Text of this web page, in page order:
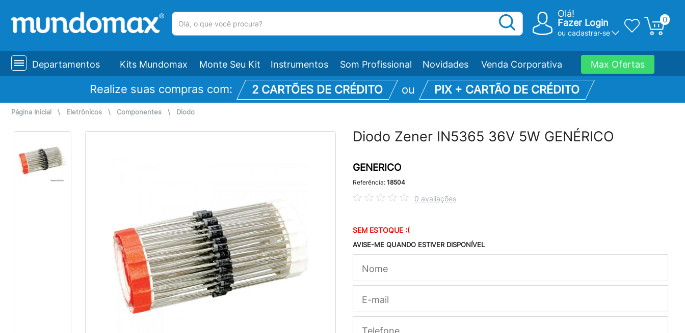
Olá!
Fazer Login
ou cadastrar-se
0
Departamentos Kits Mundomax Monte Seu Kit Instrumentos Som Profissional Novidades Venda Corporativa Max Ofertas
Realize suas compras com: 2 CARTÕES DE CRÉDITO ou PIX + CARTÃO DE CRÉDITO
Página Inicial \ Eletrônicos \ Componentes \ Diodo
Diodo Zener IN5365 36V 5W GENÉRICO
GENERICO
Referência: 18504
0 avaliações
SEM ESTOQUE :(
AVISE-ME QUANDO ESTIVER DISPONÍVEL